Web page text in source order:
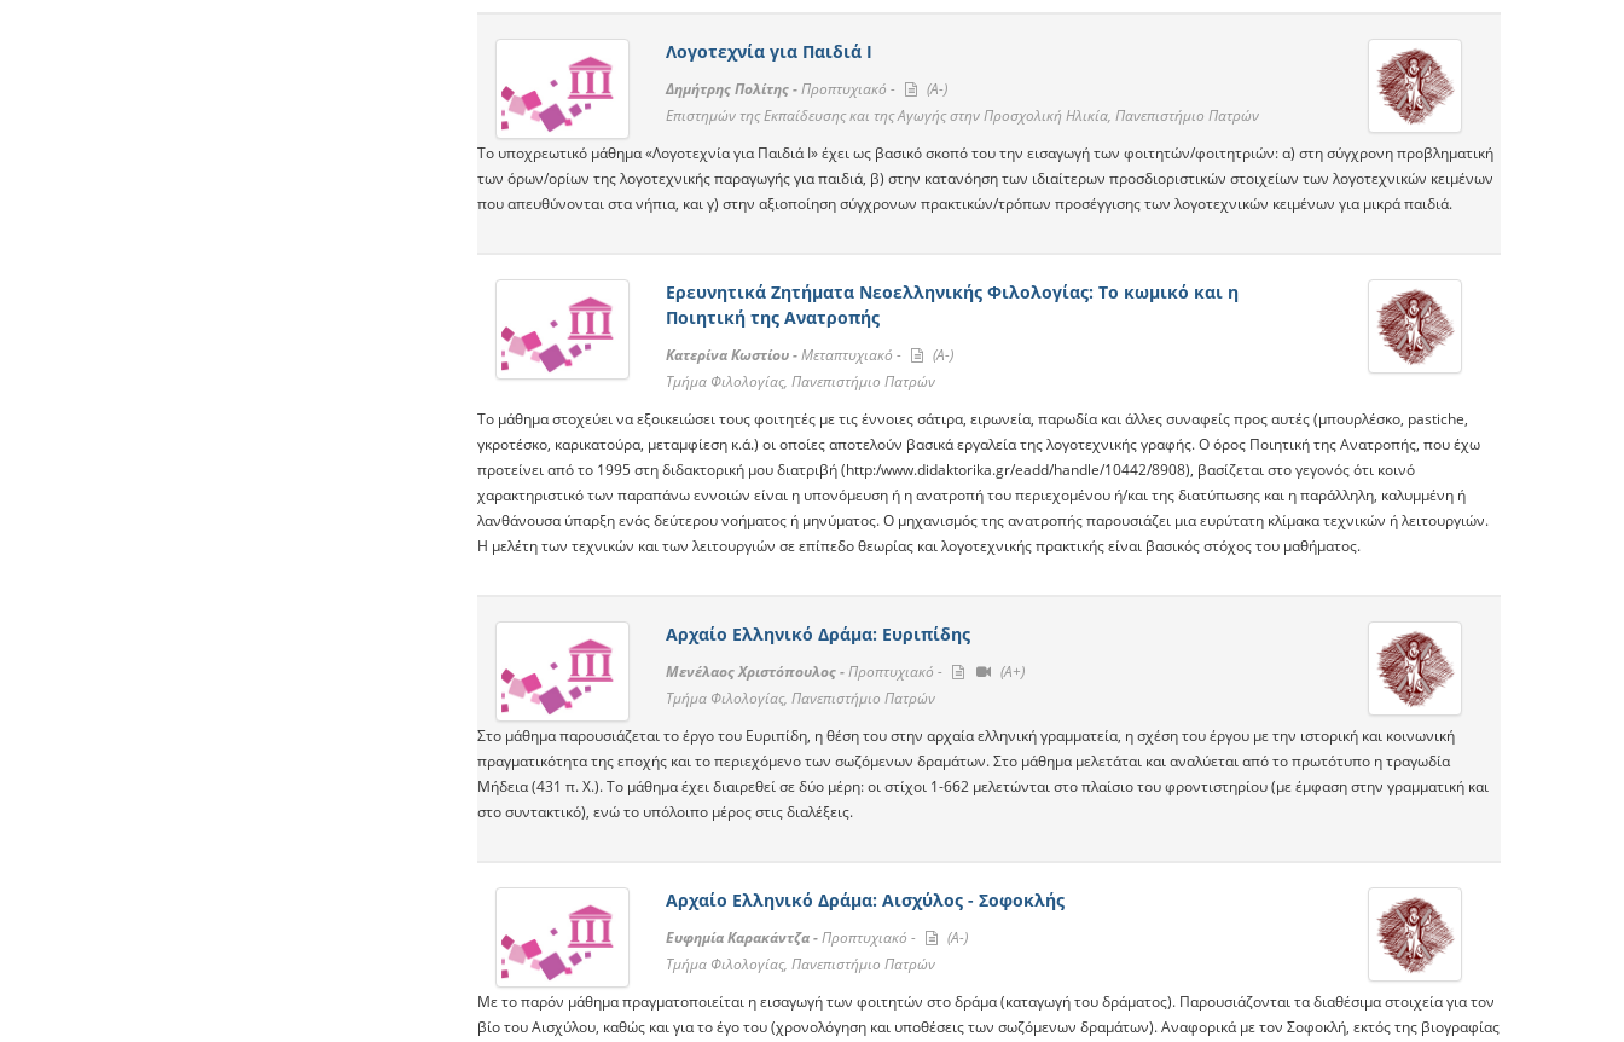
Λογοτεχνία για Παιδιά Ι
Δημήτρης Πολίτης -Προπτυχιακό -
(A-)
Επιστημών της Εκπαίδευσης και της Αγωγής στην Προσχολική Ηλικία, Πανεπιστήμιο Πατρών
Το υποχρεωτικό μάθημα «Λογοτεχνία για Παιδιά Ι» έχει ως βασικό σκοπό του την εισαγωγή των φοιτητών/φοιτητριών: α) στη σύγχρονη προβληματική
των όρων/ορίων της λογοτεχνικής παραγωγής για παιδιά, β) στην κατανόηση των ιδιαίτερων προσδιοριστικών στοιχείων των λογοτεχνικών κειμένων
που απευθύνονται στα νήπια, και γ) στην αξιοποίηση σύγχρονων πρακτικών/τρόπων προσέγγισης των λογοτεχνικών κειμένων για μικρά παιδιά.
Ερευνητικά Ζητήματα Νεοελληνικής Φιλολογίας: Το κωμικό και η
Ποιητική της Ανατροπής
Κατερίνα Κωστίου -Μεταπτυχιακό -
(A-)
Τμήμα Φιλολογίας, Πανεπιστήμιο Πατρών
Το μάθημα στοχεύει να εξοικειώσει τους φοιτητές με τις έννοιες σάτιρα, ειρωνεία, παρωδία και άλλες συναφείς προς αυτές (μπουρλέσκο, pastiche,
γκροτέσκo, καρικατούρα, μεταμφίεση κ.ά.) οι οποίες αποτελούν βασικά εργαλεία της λογοτεχνικής γραφής. Ο όρος Ποιητική της Ανατροπής, που έχω
προτείνει από το 1995 στη διδακτορική μου διατριβή (http:/www.didaktorika.gr/eadd/handle/10442/8908), βασίζεται στο γεγονός ότι κοινό
χαρακτηριστικό των παραπάνω εννοιών είναι η υπονόμευση ή η ανατροπή του περιεχομένου ή/και της διατύπωσης και η παράλληλη, καλυμμένη ή
λανθάνουσα ύπαρξη ενός δεύτερου νοήματος ή μηνύματος. Ο μηχανισμός της ανατροπής παρουσιάζει μια ευρύτατη κλίμακα τεχνικών ή λειτουργιών.
Η μελέτη των τεχνικών και των λειτουργιών σε επίπεδο θεωρίας και λογοτεχνικής πρακτικής είναι βασικός στόχος του μαθήματος.
Αρχαίο Ελληνικό Δράμα: Ευριπίδης
Μενέλαος Χριστόπουλος -Προπτυχιακό -
(A+)
Τμήμα Φιλολογίας, Πανεπιστήμιο Πατρών
Στο μάθημα παρουσιάζεται το έργο του Ευριπίδη, η θέση του στην αρχαία ελληνική γραμματεία, η σχέση του έργου με την ιστορική και κοινωνική
πραγματικότητα της εποχής και το περιεχόμενο των σωζόμενων δραμάτων. Στο μάθημα μελετάται και αναλύεται από το πρωτότυπο η τραγωδία
Μήδεια (431 π. Χ.). Tο μάθημα έχει διαιρεθεί σε δύο μέρη: οι στίχοι 1-662 μελετώνται στο πλαίσιο του φροντιστηρίου (με έμφαση στην γραμματική και
στο συντακτικό), ενώ το υπόλοιπο μέρος στις διαλέξεις.
Αρχαίο Ελληνικό Δράμα: Αισχύλος - Σοφοκλής
Ευφημία Καρακάντζα -Προπτυχιακό -
(A-)
Τμήμα Φιλολογίας, Πανεπιστήμιο Πατρών
Με το παρόν μάθημα πραγματοποιείται η εισαγωγή των φοιτητών στο δράμα (καταγωγή του δράματος). Παρουσιάζονται τα διαθέσιμα στοιχεία για τον
βίο του Αισχύλου, καθώς και για το έγο του (χρονολόγηση και υποθέσεις των σωζόμενων δραμάτων). Αναφορικά με τον Σοφοκλή, εκτός της βιογραφίας